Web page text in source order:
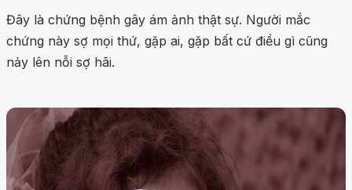
Đây là chứng bệnh gây ám ảnh thật sự. Người mắc
chứng này sợ mọi thứ, gặp ai, gặp bất cứ điều gì cũng
nảy lên nỗi sợ hãi.